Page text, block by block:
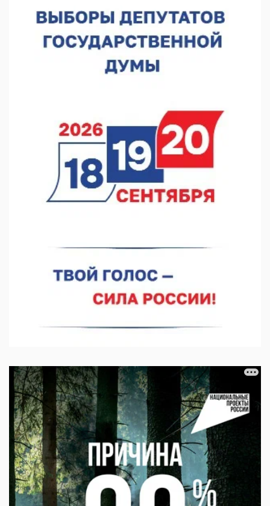
В Нижнем Новгороде прошло совещание Росгвардии
покраской телебашни
07.08.2026 11:20
В автобусах Арзамаса устанавливают терминалы оплаты
07.08.2026 11:03